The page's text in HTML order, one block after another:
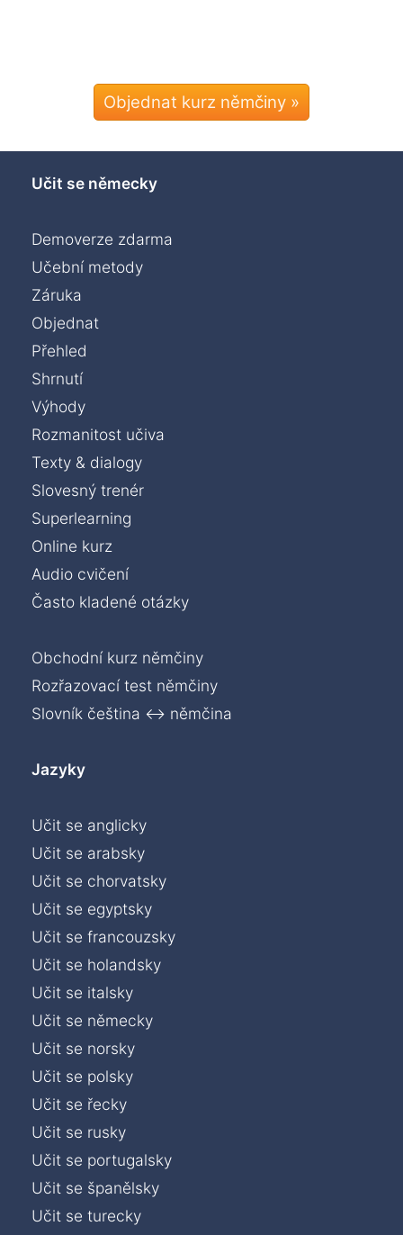
Objednat kurz němčiny »
Učit se německy
Demoverze zdarma
Učební metody
Záruka
Objednat
Přehled
Shrnutí
Výhody
Rozmanitost učiva
Texty & dialogy
Slovesný trenér
Superlearning
Online kurz
Audio cvičení
Často kladené otázky
Obchodní kurz němčiny
Rozřazovací test němčiny
Slovník čeština ↔ němčina
Jazyky
Učit se anglicky
Učit se arabsky
Učit se chorvatsky
Učit se egyptsky
Učit se francouzsky
Učit se holandsky
Učit se italsky
Učit se německy
Učit se norsky
Učit se polsky
Učit se řecky
Učit se rusky
Učit se portugalsky
Učit se španělsky
Učit se turecky